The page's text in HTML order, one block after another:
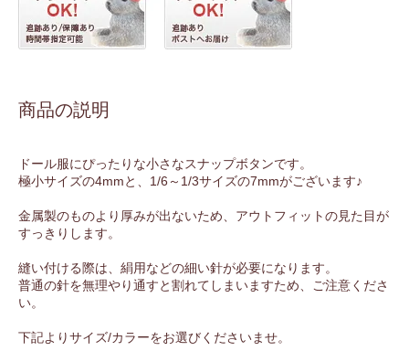
商品の説明
ドール服にぴったりな小さなスナップボタンです。
極小サイズの4mmと、1/6～1/3サイズの7mmがございます♪
金属製のものより厚みが出ないため、アウトフィットの見た目が
すっきりします。
縫い付ける際は、絹用などの細い針が必要になります。
普通の針を無理やり通すと割れてしまいますため、ご注意くださ
い。
下記よりサイズ/カラーをお選びくださいませ。